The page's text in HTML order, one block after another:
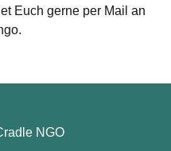
Euch gerne per Mail an
.